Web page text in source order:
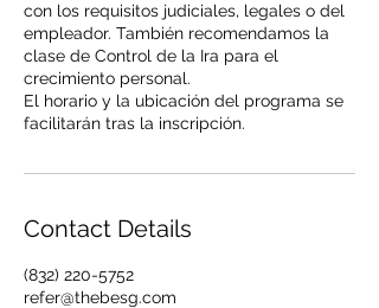
con los requisitos judiciales, legales o del
empleador. También recomendamos la
clase de Control de la Ira para el
crecimiento personal.
El horario y la ubicación del programa se
Contact Details
(832) 220-5752
refer@thebesg.com